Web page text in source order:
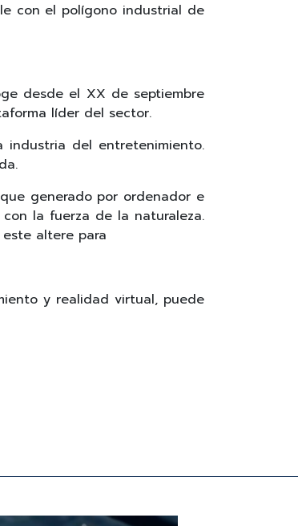
con el polígono industrial de
desde el XX de septiembre
líder del sector.
industria del entretenimiento.
generado por ordenador e
la fuerza de la naturaleza.
altere para
y realidad virtual, puede